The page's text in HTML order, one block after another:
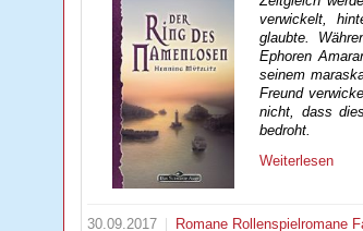
verwickelt,
glaubte.
Ephoren
seinem
Freund
nicht, dass
bedroht.
Weiterlesen
30.09.2017 Romane Rollenspielromane